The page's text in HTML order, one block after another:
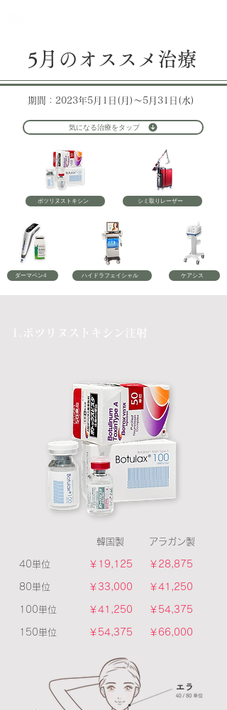
5月のオススメ治療
期間：2023年5月1日(月)～5月31日(水)
気になる治療をタップ
ボツリヌストキシン シミ取りレーザー
ダーマペン4 ハイドラフェイシャル ケアシス
​1.ボツリヌストキシン注射
40単位
80単位
100単位
​150単位
​韓国製
￥19,125
￥33,000
￥41,250
​￥54,375
​アラガン製
￥28,875
￥41,250
￥54,375
​￥66,000